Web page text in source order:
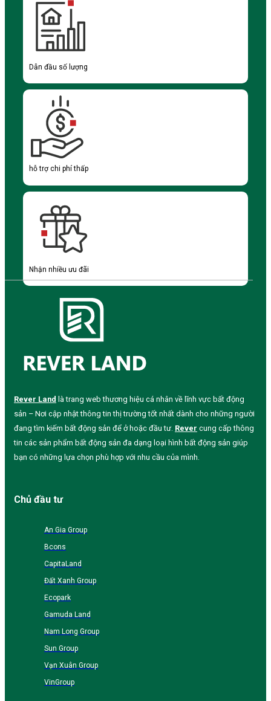
Dẫn đầu số lượng
hỗ trợ chi phí thấp
Nhận nhiều ưu đãi
Rever Land là trang web thương hiệu cá nhân về lĩnh vực bất động
sản – Nơi cập nhật thông tin thị trường tốt nhất dành cho những người
đang tìm kiếm bất động sản để ở hoặc đầu tư. Rever cung cấp thông
tin các sản phẩm bất động sản đa dạng loại hình bất động sản giúp
bạn có những lựa chọn phù hợp với nhu cầu của mình.
Chủ đầu tư
An Gia Group
Bcons
CapitaLand
Đất Xanh Group
Ecopark
Gamuda Land
Nam Long Group
Sun Group
Vạn Xuân Group
VinGroup